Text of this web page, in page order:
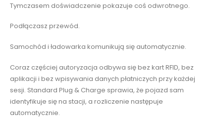
Tymczasem doświadczenie pokazuje coś odwrotnego.
Podłączasz przewód.
Samochód i ładowarka komunikują się automatycznie.
Coraz częściej autoryzacja odbywa się bez kart RFID, bez
aplikacji i bez wpisywania danych płatniczych przy każdej
sesji. Standard Plug & Charge sprawia, że pojazd sam
identyfikuje się na stacji, a rozliczenie następuje
automatycznie.